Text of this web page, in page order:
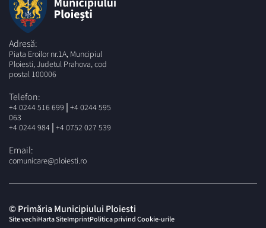
Adresă:
Piata Eroilor nr.1A, Muncipiul
Ploiesti, Judetul Prahova, cod
postal 100006
Telefon:
+4 0244 516 699 | +4 0244 595
063
+4 0244 984 | +4 0752 027 539
Email:
comunicare@ploiesti.ro
© Primăria Municipiului Ploiesti
Site vechiHarta SiteImprintPolitica privind Cookie-urile